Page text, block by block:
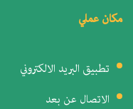
مكان عملي
تطبيق البريد الالكتروني
الاتصال عن بعد